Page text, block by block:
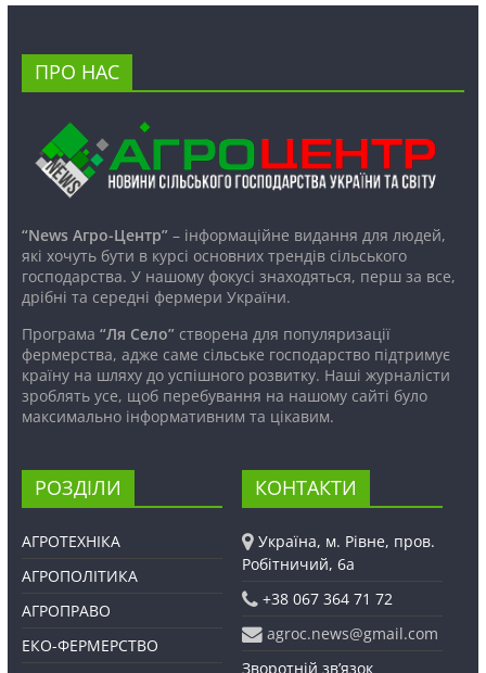
ПРО НАС
“News Агро-Центр”– інформаційне видання для людей,
які хочуть бути в курсі основних трендів сільського
господарства. У нашому фокусі знаходяться, перш за все,
дрібні та середні фермери України.
Програма “Ля Село”створена для популяризації
фермерства, адже саме сільське господарство підтримує
країну на шляху до успішного розвитку. Наші журналісти
зроблять усе, щоб перебування на нашому сайті було
максимально інформативним та цікавим.
РОЗДІЛИ
АГРОТЕХНІКА
АГРОПОЛІТИКА
АГРОПРАВО
ЕКО-ФЕРМЕРСТВО
КОНТАКТИ
Україна, м. Рівне, пров.
Робітничий, 6а
+38 067 364 71 72
agroc.news@gmail.com
Зворотній зв’язок